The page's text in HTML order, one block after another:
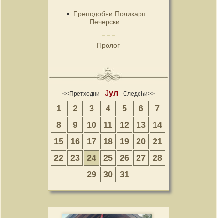
Преподобни Поликарп
Печерски
Пролог
<<Претходни Јул Следећи>>
1 2 3 4 5 6
7
8
9 10 11 12 13
14
15
16 17 18 19 20
21
22
23 24 25 26 27
28
29
30 31